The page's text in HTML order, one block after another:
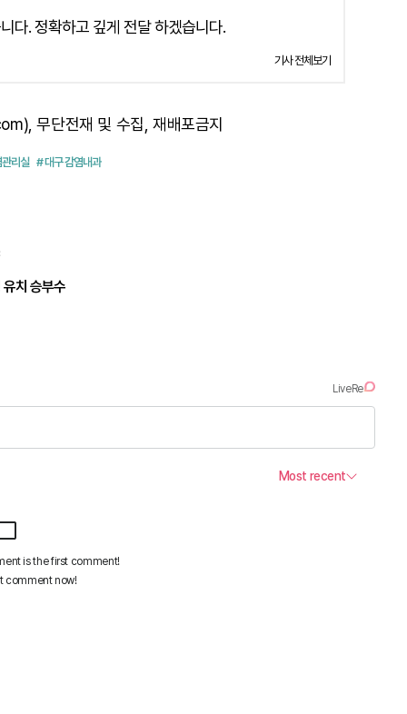
다. 정확하고 깊게 전달 하겠습니다.
기사 전체보기
무단전재 및 수집, 재배포금지
리실 # 대구 감염내과
치 승부수